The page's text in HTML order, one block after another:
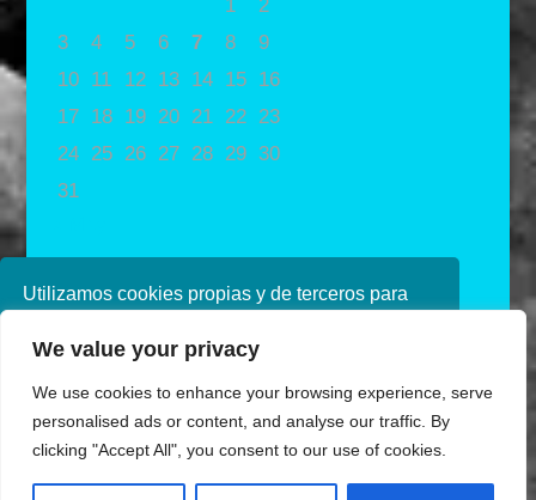
Utilizamos cookies propias y de terceros para
navegando, consideramos que acepta su uso.
política de cookies consulte nuestra
Política de
privacidad
We value your privacy
We use cookies to enhance your browsing experience, serve
personalised ads or content, and analyse our traffic. By
clicking "Accept All", you consent to our use of cookies.
1
2
3
4 5 6 7 8
9
10
11 12 13 14 15
16
17
18 19 20 21 22
23
24
25 26 27 28 29 30
31